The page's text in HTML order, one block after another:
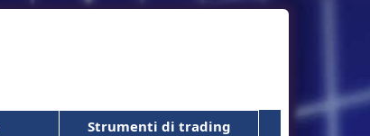
Strumenti di trading